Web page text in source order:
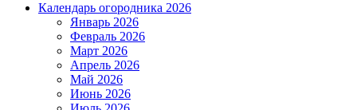
Календарь огородника 2026
Январь 2026
Февраль 2026
Март 2026
Апрель 2026
Май 2026
Июнь 2026